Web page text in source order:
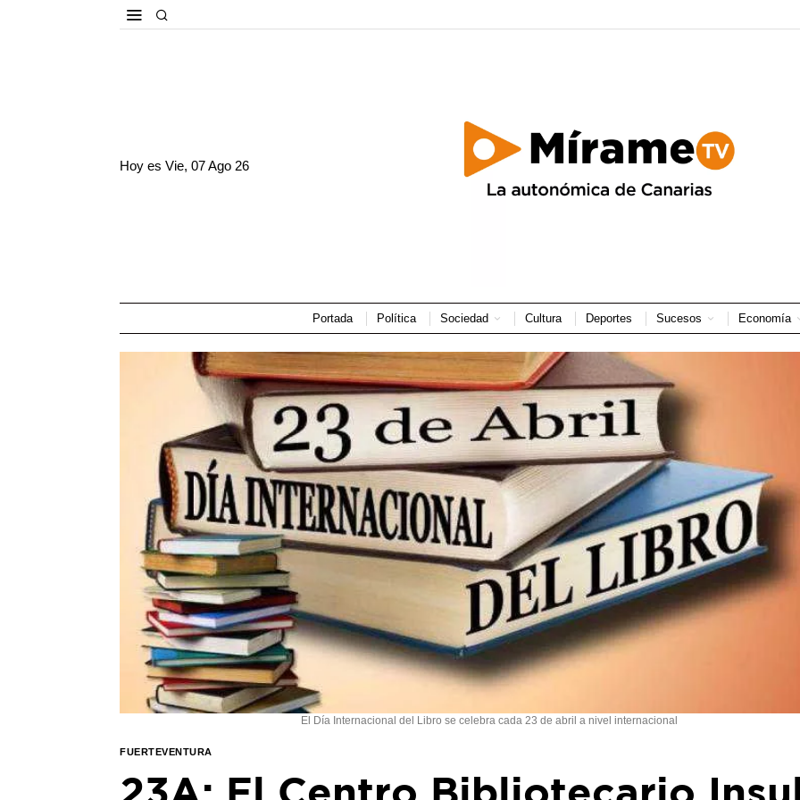
Hoy esVie, 07 Ago 26
Portada Política Sociedad Cultura Deportes Sucesos Economía
El Día Internacional del Libro se celebra cada 23 de abril a nivel internacional
FUERTEVENTURA
23A: El Centro Bibliotecario